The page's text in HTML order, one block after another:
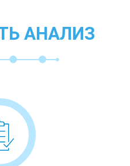
АНАЛИЗ